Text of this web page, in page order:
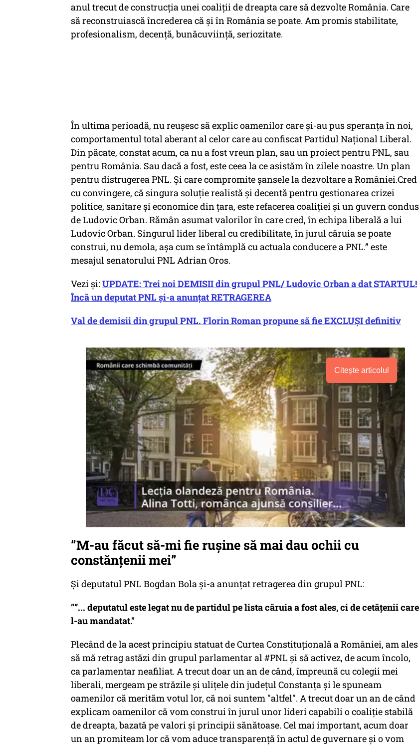
anul trecut de construcția unei coaliții de dreapta care să dezvolte România. Care
să reconstruiască încrederea că și în România se poate. Am promis stabilitate,
profesionalism, decență, bunăcuviință, seriozitate.
În ultima perioadă, nu reușesc să explic oamenilor care și-au pus speranța în noi,
comportamentul total aberant al celor care au confiscat Partidul Național Liberal.
Din păcate, constat acum, ca nu a fost vreun plan, sau un proiect pentru PNL, sau
pentru România. Sau dacă a fost, este ceea la ce asistăm în zilele noastre. Un plan
pentru distrugerea PNL. Și care compromite șansele la dezvoltare a României.Cred
cu convingere, că singura soluție realistă și decentă pentru gestionarea crizei
politice, sanitare și economice din țara, este refacerea coaliției și un guvern condus
de Ludovic Orban. Rămân asumat valorilor în care cred, în echipa liberală a lui
Ludovic Orban. Singurul lider liberal cu credibilitate, în jurul căruia se poate
construi, nu demola, așa cum se întâmplă cu actuala conducere a PNL.” este
mesajul senatorului PNL Adrian Oros.
Vezi și: UPDATE: Trei noi DEMISII din grupul PNL/ Ludovic Orban a dat STARTUL!
Încă un deputat PNL și-a anunțat RETRAGEREA
Val de demisii din grupul PNL. Florin Roman propune să fie EXCLUȘI definitiv
Citește articolul
”M-au făcut să-mi fie rușine să mai dau ochii cu
constănțenii mei”
Și deputatul PNL Bogdan Bola și-a anunțat retragerea din grupul PNL:
””... deputatul este legat nu de partidul pe lista căruia a fost ales, ci de cetățenii care
l-au mandatat."
Plecând de la acest principiu statuat de Curtea Constituțională a României, am ales
să mă retrag astăzi din grupul parlamentar al #PNL și să activez, de acum încolo,
ca parlamentar neafiliat. A trecut doar un an de când, împreună cu colegii mei
liberali, mergeam pe străzile și ulițele din județul Constanța și le spuneam
oamenilor că merităm votul lor, că noi suntem "altfel". A trecut doar un an de când
explicam oamenilor că vom construi în jurul unor lideri capabili o coaliție stabilă
de dreapta, bazată pe valori și principii sănătoase. Cel mai important, acum doar
un an promiteam lor că vom aduce transparență în actul de guvernare și o vom